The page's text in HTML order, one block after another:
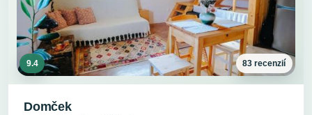
9.4 83 recenzií
Domček